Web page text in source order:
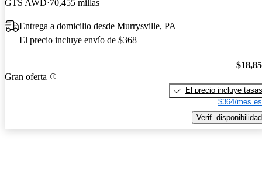
GTS AWD 70,455 millas
Entrega a domicilio desde Murrysville, PA
El precio incluye envío de $368
Gran oferta
El precio incluye tasas
$364/mes
Verif. disponibilidad